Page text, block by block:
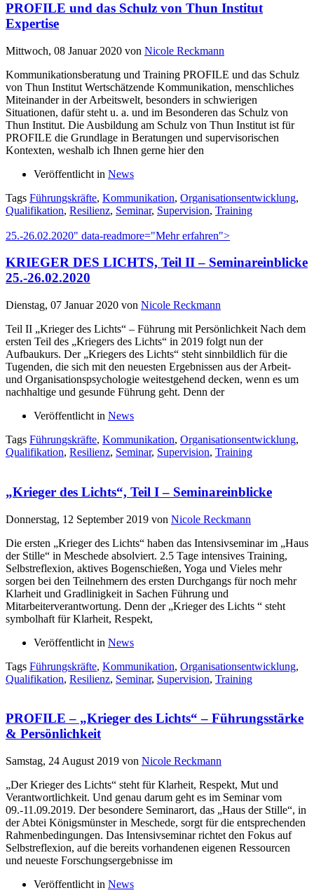
PROFILE und das Schulz von Thun Institut
Expertise
Mittwoch, 08 Januar 2020 von Nicole Reckmann
Kommunikationsberatung und Training PROFILE und das Schulz
von Thun Institut Wertschätzende Kommunikation, menschliches
Miteinander in der Arbeitswelt, besonders in schwierigen
Situationen, dafür steht u. a. und im Besonderen das Schulz von
Thun Institut. Die Ausbildung am Schulz von Thun Institut ist für
PROFILE die Grundlage in Beratungen und supervisorischen
Kontexten, weshalb ich Ihnen gerne hier den
Veröffentlicht in News
Tags Führungskräfte, Kommunikation, Organisationsentwicklung,
Qualifikation, Resilienz, Seminar, Supervision, Training
25.-26.02.2020" data-readmore="Mehr erfahren">
KRIEGER DES LICHTS, Teil II – Seminareinblicke
25.-26.02.2020
Dienstag, 07 Januar 2020 von Nicole Reckmann
Teil II „Krieger des Lichts“ – Führung mit Persönlichkeit Nach dem
ersten Teil des „Kriegers des Lichts“ in 2019 folgt nun der
Aufbaukurs. Der „Kriegers des Lichts“ steht sinnbildlich für die
Tugenden, die sich mit den neuesten Ergebnissen aus der Arbeit-
und Organisationspsychologie weitestgehend decken, wenn es um
nachhaltige und gesunde Führung geht. Denn der
Veröffentlicht in News
Tags Führungskräfte, Kommunikation, Organisationsentwicklung,
Qualifikation, Resilienz, Seminar, Supervision, Training
„Krieger des Lichts“, Teil I – Seminareinblicke
Donnerstag, 12 September 2019 von Nicole Reckmann
Die ersten „Krieger des Lichts“ haben das Intensivseminar im „Haus
der Stille“ in Meschede absolviert. 2.5 Tage intensives Training,
Selbstreflexion, aktives Bogenschießen, Yoga und Vieles mehr
sorgen bei den Teilnehmern des ersten Durchgangs für noch mehr
Klarheit und Gradlinigkeit in Sachen Führung und
Mitarbeiterverantwortung. Denn der „Krieger des Lichts “ steht
symbolhaft für Klarheit, Respekt,
Veröffentlicht in News
Tags Führungskräfte, Kommunikation, Organisationsentwicklung,
Qualifikation, Resilienz, Seminar, Supervision, Training
PROFILE – „Krieger des Lichts“ – Führungsstärke
& Persönlichkeit
Samstag, 24 August 2019 von Nicole Reckmann
„Der Krieger des Lichts“ steht für Klarheit, Respekt, Mut und
Verantwortlichkeit. Und genau darum geht es im Seminar vom
09.-11.09.2019. Der besondere Seminarort, das „Haus der Stille“, in
der Abtei Königsmünster in Meschede, sorgt für die entsprechenden
Rahmenbedingungen. Das Intensivseminar richtet den Fokus auf
Selbstreflexion, auf die bereits vorhandenen eigenen Ressourcen
und neueste Forschungsergebnisse im
Veröffentlicht in News